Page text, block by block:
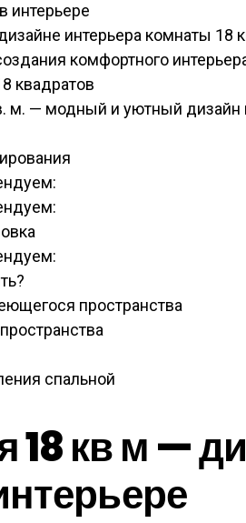
интерьере
интерьера комнаты 18
комфортного
квадратов
м. — модный и уютный дизайн
пространства
спальной
18 кв м —